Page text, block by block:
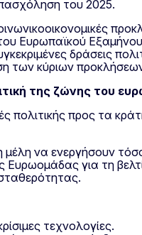
του 2025.
Ευρωπαϊκού
δράσεις
των κύριων
της ζώνης του
πολιτικής προς τα
μέλη να ενεργήσουν
Ευρωομάδας για τη
τεχνολογίες.